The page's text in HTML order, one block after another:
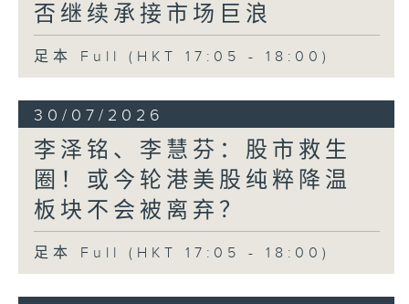
否继续承接市场巨浪
足本 Full (HKT 17:05 - 18:00)
30/07/2026
李泽铭、李慧芬：股市救生
圈！或今轮港美股纯粹降温
板块不会被离弃？
足本 Full (HKT 17:05 - 18:00)